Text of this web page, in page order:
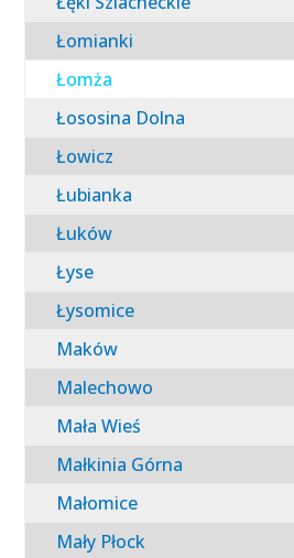
Łomianki
Łomża
Łososina Dolna
Łowicz
Łubianka
Łuków
Łyse
Łysomice
Maków
Malechowo
Mała Wieś
Małkinia Górna
Małomice
Mały Płock